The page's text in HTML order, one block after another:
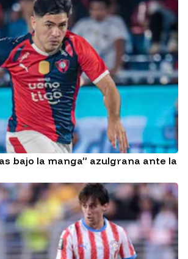
bajo la manga” azulgrana ante la